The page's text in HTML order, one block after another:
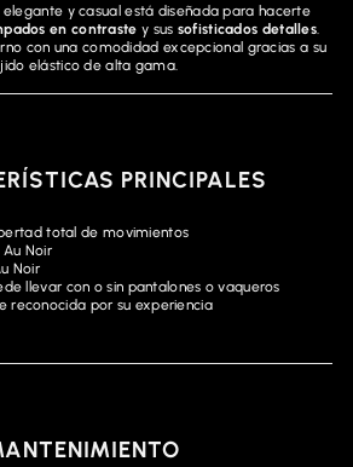
y casual está diseñada para hacerte
en contraste y sus sofisticados detalles.
con una comodidad excepcional gracias a su
elástico de alta gama.
PRINCIPALES
total de movimientos
Noir
Noir
llevar con o sin pantalones o vaqueros
reconocida por su experiencia